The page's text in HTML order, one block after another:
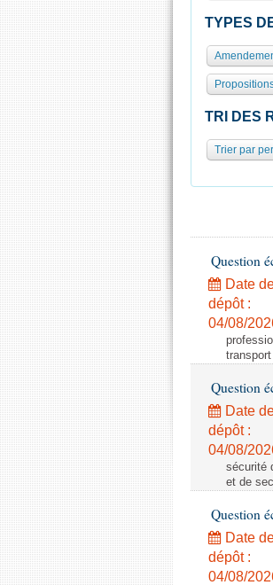
TYPES
TRI DES
Trier par
Question
Date
dépôt :
04/08/
Question
Date
dépôt :
04/08/
sécurité
et de
Question
Date
dépôt :
04/08/